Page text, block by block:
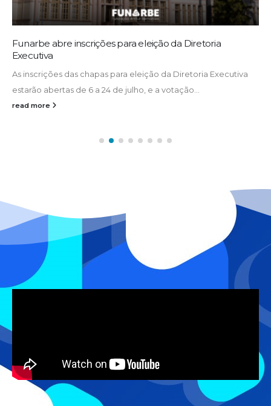
Funarbe abre inscrições para eleição da Diretoria
Executiva
As inscrições das chapas para eleição da Diretoria Executiva
estarão abertas de 6 a 24 de julho, e a votação...
read more